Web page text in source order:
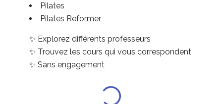
Pilates
Pilates Reformer
✨ Explorez différents professeurs
✨ Trouvez les cours qui vous correspondent
✨ Sans engagement